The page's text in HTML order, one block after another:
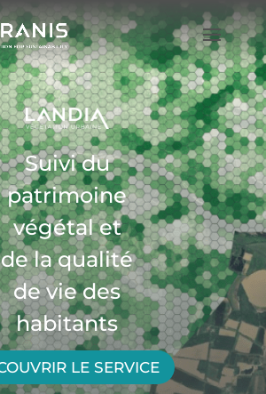
Suivi du
patrimoine
végétal et
de la qualité
de vie des
habitants
LE SERVICE